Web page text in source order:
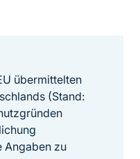
übermittelten
(Stand:
Angaben zu